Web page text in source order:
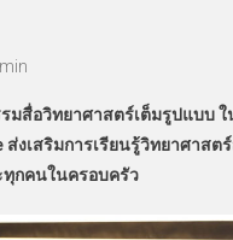
มสื่อวิทยาศาสตร์เต็มรูปแบบ ใ
ส่งเสริมการเรียนรู้วิทยาศาสต
ทุกคนในครอบครัว